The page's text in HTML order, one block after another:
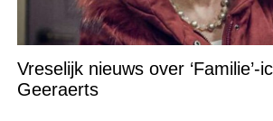
Vreselijk nieuws over ‘Familie’-
Geeraerts